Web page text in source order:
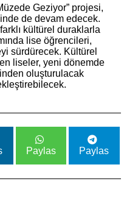
Geziyor” projesi,
de devam edecek.
kültürel duraklarla
lise öğrencileri,
sürdürecek. Kültürel
liseler, yeni dönemde
oluşturulacak
Paylas Paylas